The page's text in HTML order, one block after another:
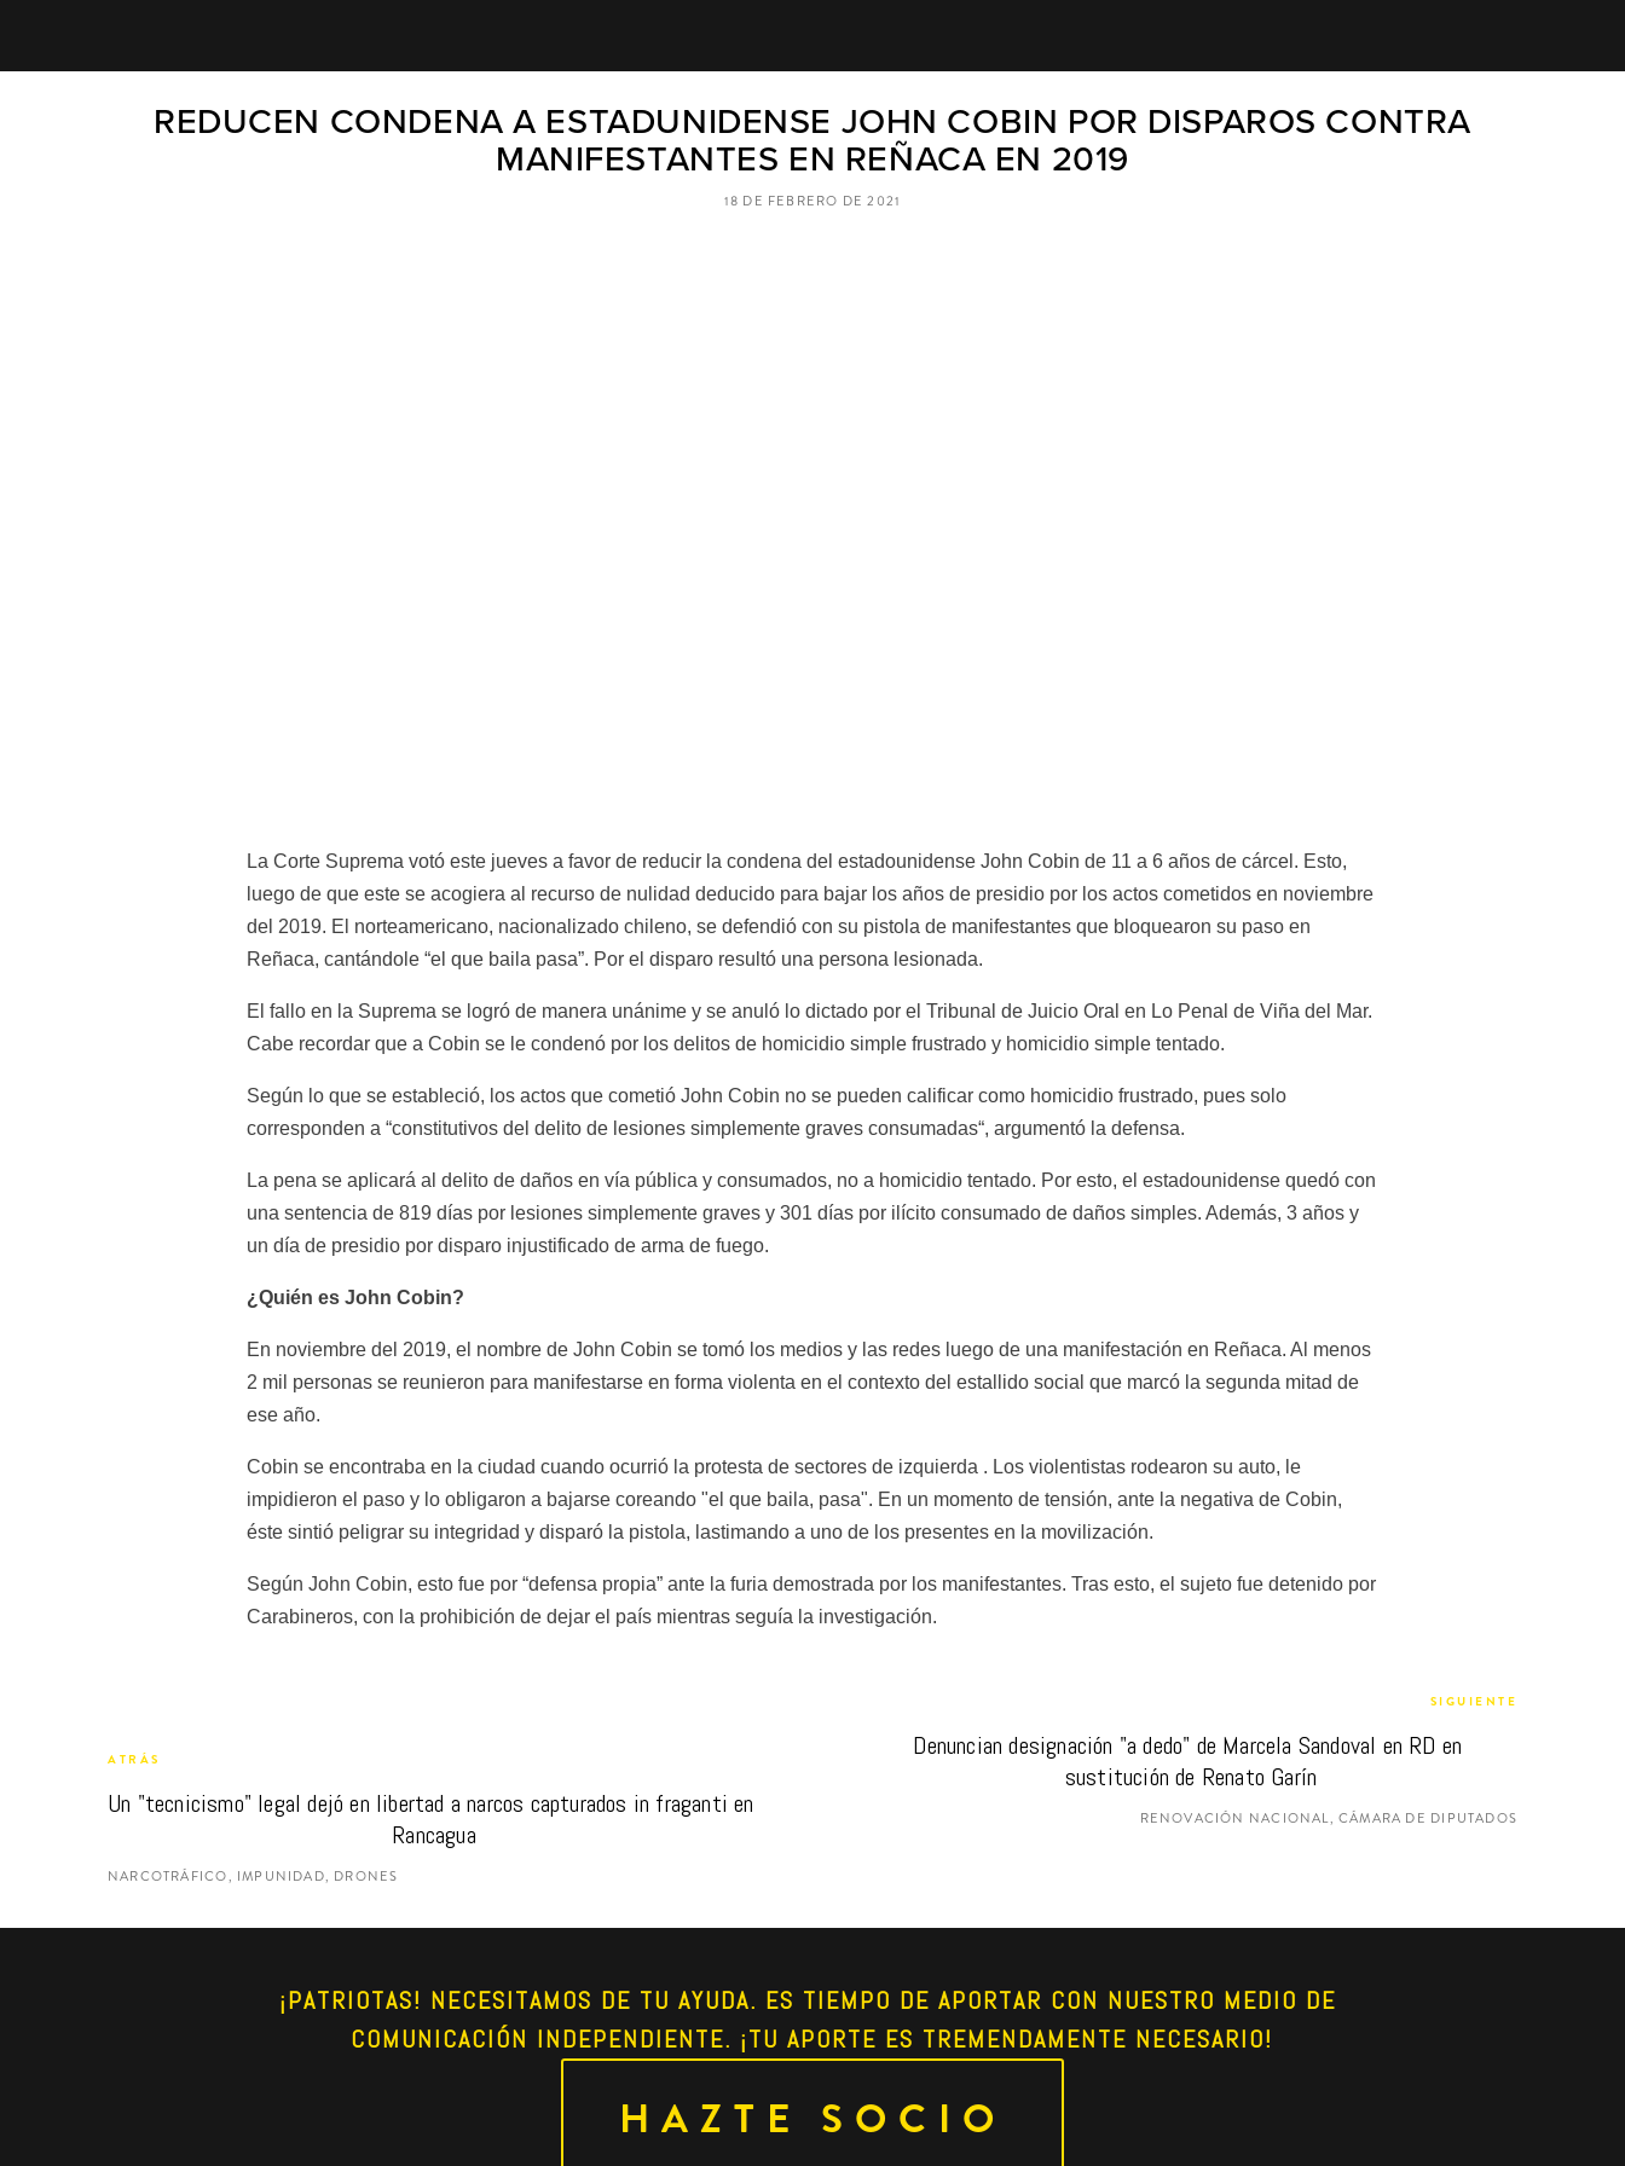
REDUCEN CONDENA A ESTADUNIDENSE JOHN COBIN POR DISPAROS CONTRA
MANIFESTANTES EN REÑACA EN 2019
La Corte Suprema votó este jueves a favor de reducir la condena del estadounidense John Cobin de 11 a 6 años de cárcel. Esto,
luego de que este se acogiera al recurso de nulidad deducido para bajar los años de presidio por los actos cometidos en noviembre
del 2019. El norteamericano, nacionalizado chileno, se defendió con su pistola de manifestantes que bloquearon su paso en
Reñaca, cantándole “el que baila pasa”. Por el disparo resultó una persona lesionada.
El fallo en la Suprema se logró de manera unánime y se anuló lo dictado por el Tribunal de Juicio Oral en Lo Penal de Viña del Mar.
Cabe recordar que a Cobin se le condenó por los delitos de homicidio simple frustrado y homicidio simple tentado.
Según lo que se estableció, los actos que cometió John Cobin no se pueden calificar como homicidio frustrado, pues solo
corresponden a “constitutivos del delito de lesiones simplemente graves consumadas“, argumentó la defensa.
La pena se aplicará al delito de daños en vía pública y consumados, no a homicidio tentado. Por esto, el estadounidense quedó con
una sentencia de 819 días por lesiones simplemente graves y 301 días por ilícito consumado de daños simples. Además, 3 años y
un día de presidio por disparo injustificado de arma de fuego.
¿Quién es John Cobin?
En noviembre del 2019, el nombre de John Cobin se tomó los medios y las redes luego de una manifestación en Reñaca. Al menos
2 mil personas se reunieron para manifestarse en forma violenta en el contexto del estallido social que marcó la segunda mitad de
ese año.
Cobin se encontraba en la ciudad cuando ocurrió la protesta de sectores de izquierda . Los violentistas rodearon su auto, le
impidieron el paso y lo obligaron a bajarse coreando "el que baila, pasa". En un momento de tensión, ante la negativa de Cobin,
éste sintió peligrar su integridad y disparó la pistola, lastimando a uno de los presentes en la movilización.
Según John Cobin, esto fue por “defensa propia” ante la furia demostrada por los manifestantes. Tras esto, el sujeto fue detenido por
Carabineros, con la prohibición de dejar el país mientras seguía la investigación.
18 DE FEBRERO DE 2021
ATRÁS
Un "tecnicismo" legal dejó en libertad a narcos capturados in fraganti en
Rancagua
NARCOTRÁFICO, IMPUNIDAD, DRONES
SIGUIENTE
Denuncian designación "a dedo" de Marcela Sandoval en RD en
sustitución de Renato Garín
RENOVACIÓN NACIONAL, CÁMARA DE DIPUTADOS
¡PATRIOTAS! NECESITAMOS DE TU AYUDA. ES TIEMPO DE APORTAR CON NUESTRO MEDIO DE
COMUNICACIÓN INDEPENDIENTE. ¡TU APORTE ES TREMENDAMENTE NECESARIO!
HAZTE SOCIO